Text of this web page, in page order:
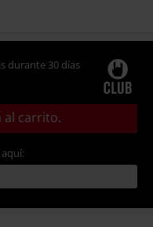
durante 30 días
al carrito.